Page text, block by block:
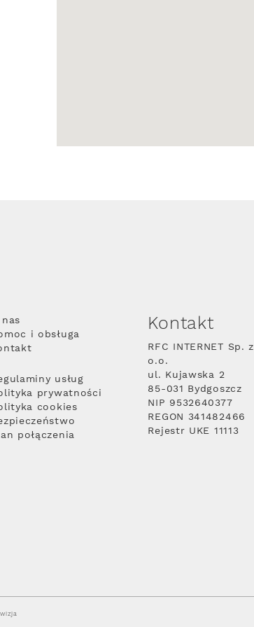
i obsługa
usług
prywatności
cookies
połączenia
Kontakt
RFC INTERNET Sp. z
o.o.
ul. Kujawska 2
85-031 Bydgoszcz
NIP 9532640377
REGON 341482466
Rejestr UKE 11113